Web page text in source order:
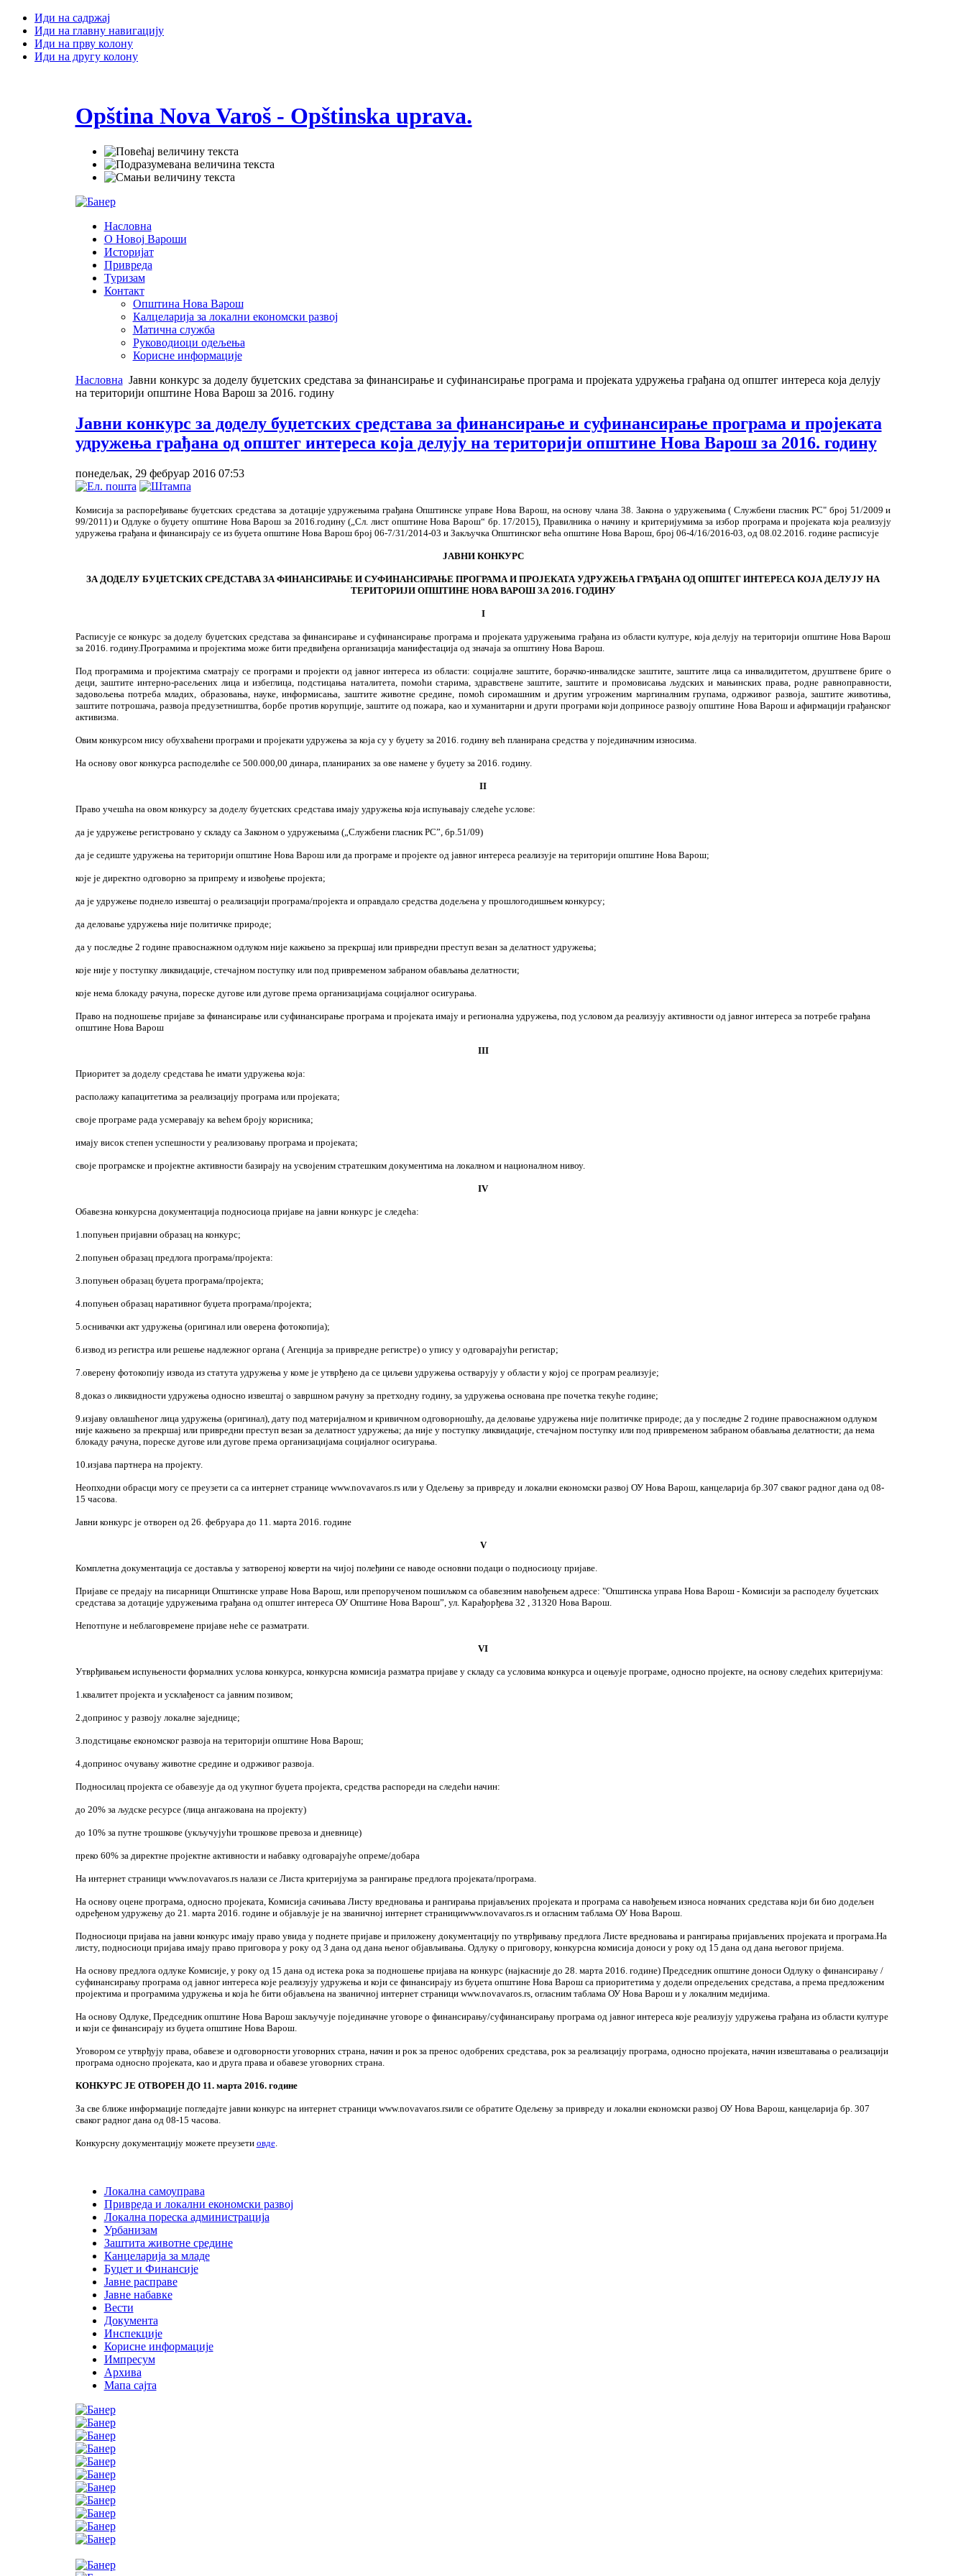
Иди на садржај
Иди на главну навигацију
Иди на прву колону
Иди на другу колону
Opština Nova Varoš - Opštinska uprava.
Насловна
О Новој Вароши
Историјат
Привреда
Туризам
Контакт
Општина Нова Варош
Калцеларија за локални економски развој
Матична служба
Руководиоци одељења
Корисне информације
Насловна Јавни конкурс за доделу буџетских средстава за финансирање и суфинансирање програма и пројеката удружења грађана од општег интереса која делују
на територији општине Нова Варош за 2016. годину
Јавни конкурс за доделу буџетских средстава за финансирање и суфинансирање програма и пројеката
удружења грађана од општег интереса која делују на територији општине Нова Варош за 2016. годину
понедељак, 29 фебруар 2016 07:53
Комисија за распоређивање буџетских средстава за дотације удружењима грађана Општинске управе Нова Варош, на основу члана 38. Закона о удружењима ( Службени гласник РС" број 51/2009 и
99/2011) и Одлуке о буџету општине Нова Варош за 2016.годину („Сл. лист општине Нова Варош“ бр. 17/2015), Правилника о начину и критеријумима за избор програма и пројеката која реализују
удружења грађана и финансирају се из буџета општине Нова Варош број 06-7/31/2014-03 и Закључка Општинског већа општине Нова Варош, број 06-4/16/2016-03, од 08.02.2016. године расписује
ЈАВНИ КОНКУРС
ЗА ДОДЕЛУ БУЏЕТСКИХ СРЕДСТАВА ЗА ФИНАНСИРАЊЕ И СУФИНАНСИРАЊЕ ПРОГРАМА И ПРОЈЕКАТА УДРУЖЕЊА ГРАЂАНА ОД ОПШТЕГ ИНТЕРЕСА КОЈА ДЕЛУЈУ НА
ТЕРИТОРИЈИ ОПШТИНЕ НОВА ВАРОШ ЗА 2016. ГОДИНУ
I
Расписује се конкурс за доделу буџетских средстава за финансирање и суфинансирање програма и пројеката удружењима грађана из области културе, која делују на територији општине Нова Варош
за 2016. годину.Програмима и пројектима може бити предвиђена организација манифестација од значаја за општину Нова Варош.
Под програмима и пројектима сматрају се програми и пројекти од јавног интереса из области: социјалне заштите, борачко-инвалидске заштите, заштите лица са инвалидитетом, друштвене бриге о
деци, заштите интерно-расељених лица и избеглица, подстицања наталитета, помоћи старима, здравствене заштите, заштите и промовисања људских и мањинских права, родне равноправности,
задовољења потреба младих, образовања, науке, информисања, заштите животне средине, помоћ сиромашним и другим угроженим маргиналним групама, одрживог развоја, заштите животиња,
заштите потрошача, развоја предузетништва, борбе против корупције, заштите од пожара, као и хуманитарни и други програми који доприносе развоју општине Нова Варош и афирмацији грађанског
активизма.
Овим конкурсом нису обухваћени програми и пројекати удружења за која су у буџету за 2016. годину већ планирана средства у појединачним износима.
На основу овог конкурса расподелиће се 500.000,00 динара, планираних за ове намене у буџету за 2016. годину.
II
Право учешћа на овом конкурсу за доделу буџетских средстава имају удружења која испуњавају следеће услове:
да је удружење регистровано у складу са Законом о удружењима („Службени гласник РС”, бр.51/09)
да је седиште удружења на територији општине Нова Варош или да програме и пројекте од јавног интереса реализује на територији општине Нова Варош;
које је директно одговорно за припрему и извођење пројекта;
да је удружење поднело извештај о реализацији програма/пројекта и оправдало средства додељена у прошлогодишњем конкурсу;
да деловање удружења није политичке природе;
да у последње 2 године правоснажном одлуком није кажњено за прекршај или привредни преступ везан за делатност удружења;
које није у поступку ликвидације, стечајном поступку или под привременом забраном обављања делатности;
које нема блокаду рачуна, пореске дугове или дугове према организацијама социјалног осигурања.
Право на подношење пријаве за финансирање или суфинансирање програма и пројеката имају и регионална удружења, под условом да реализују активности од јавног интереса за потребе грађана
општине Нова Варош
III
Приоритет за доделу средстава ће имати удружења која:
располажу капацитетима за реализацију програма или пројеката;
своје програме рада усмеравају ка већем броју корисника;
имају висок степен успешности у реализовању програма и пројеката;
своје програмске и пројектне активности базирају на усвојеним стратешким документима на локалном и националном нивоу.
IV
Обавезна конкурсна документација подносиоца пријаве на јавни конкурс је следећа:
1.попуњен пријавни образац на конкурс;
2.попуњен образац предлога програма/пројекта:
3.попуњен образац буџета програма/пројекта;
4.попуњен образац наративног буџета програма/пројекта;
5.оснивачки акт удружења (оригинал или оверена фотокопија);
6.извод из регистра или решење надлежног органа ( Агенција за привредне регистре) о упису у одговарајући регистар;
7.оверену фотокопију извода из статута удружења у коме је утврђено да се циљеви удружења остварују у области у којој се програм реализује;
8.доказ о ликвидности удружења односно извештај о завршном рачуну за претходну годину, за удружења основана пре почетка текуће године;
9.изјаву овлашћеног лица удружења (оригинал), дату под материјалном и кривичном одговорношћу, да деловање удружења није политичке природе; да у последње 2 године правоснажном одлуком
није кажњено за прекршај или привредни преступ везан за делатност удружења; да није у поступку ликвидације, стечајном поступку или под привременом забраном обављања делатности; да нема
блокаду рачуна, пореске дугове или дугове према организацијама социјалног осигурања.
10.изјава партнера на пројекту.
Неопходни обрасци могу се преузети са са интернет странице www.novavaros.rs или у Одељењу за привреду и локални економски развој ОУ Нова Варош, канцеларија бр.307 сваког радног дана од 08-
15 часова.
Јавни конкурс је отворен од 26. фебруара до 11. марта 2016. године
V
Комплетна документација се доставља у затвореној коверти на чијој полеђини се наводе основни подаци о подносиоцу пријаве.
Пријаве се предају на писарници Општинске управе Нова Варош, или препорученом пошиљком са обавезним навођењем адресе: "Општинска управа Нова Варош - Комисији за расподелу буџетских
средстава за дотације удружењима грађана од општег интереса ОУ Општине Нова Варош”, ул. Карађорђева 32 , 31320 Нова Варош.
Непотпуне и неблаговремене пријаве неће се разматрати.
VI
Утврђивањем испуњености формалних услова конкурса, конкурсна комисија разматра пријаве у складу са условима конкурса и оцењује програме, односно пројекте, на основу следећих критеријума:
1.квалитет пројекта и усклађеност са јавним позивом;
2.допринос у развоју локалне заједнице;
3.подстицање економског развоја на територији општине Нова Варош;
4.допринос очувању животне средине и одрживог развоја.
Подносилац пројекта се обавезује да од укупног буџета пројекта, средства распореди на следећи начин:
до 20% за људске ресурсе (лица ангажована на пројекту)
до 10% за путне трошкове (укључујући трошкове превоза и дневнице)
преко 60% за директне пројектне активности и набавку одговарајуће опреме/добара
На интернет страници www.novavaros.rs налази се Листа критеријума за рангирање предлога пројеката/програма.
На основу оцене програма, односно пројеката, Комисија сачињава Листу вредновања и рангирања пријављених пројеката и програма са навођењем износа новчаних средстава који би био додељен
одређеном удружењу до 21. марта 2016. године и објављује је на званичној интернет странициwww.novavaros.rs и огласним таблама ОУ Нова Варош.
Подносиоци пријава на јавни конкурс имају право увида у поднете пријаве и приложену документацију по утврђивању предлога Листе вредновања и рангирања пријављених пројеката и програма.На
листу, подносиоци пријава имају право приговора у року од 3 дана од дана њеног објављивања. Одлуку о приговору, конкурсна комисија доноси у року од 15 дана од дана његовог пријема.
На основу предлога одлуке Комисије, у року од 15 дана од истека рока за подношење пријава на конкурс (најкасније до 28. марта 2016. године) Председник општине доноси Одлуку о финансирању /
суфинансирању програма од јавног интереса које реализују удружења и који се финансирају из буџета општине Нова Варош са приоритетима у додели опредељених средстава, а према предложеним
пројектима и програмима удружења и која ће бити објављена на званичној интернет страници www.novavaros.rs, огласним таблама ОУ Нова Варош и у локалним медијима.
На основу Одлуке, Председник општине Нова Варош закључује појединачне уговоре о финансирању/суфинансирању програма од јавног интереса које реализују удружења грађана из области културе
и који се финансирају из буџета општине Нова Варош.
Уговором се утврђују права, обавезе и одговорности уговорних страна, начин и рок за пренос одобрених средстава, рок за реализацију програма, односно пројеката, начин извештавања о реализацији
програма односно пројеката, као и друга права и обавезе уговорних страна.
КОНКУРС ЈЕ ОТВОРЕН ДО 11. марта 2016. године
За све ближе информације погледајте јавни конкурс на интернет страници www.novavaros.rsили се обратите Одељењу за привреду и локални економски развој ОУ Нова Варош, канцеларија бр. 307
сваког радног дана од 08-15 часова.
Конкурсну документацију можете преузети овде.
Локална самоуправа
Привреда и локални економски развој
Локална пореска администрација
Урбанизам
Заштита животне средине
Канцеларија за младе
Буџет и Финансије
Јавне расправе
Јавне набавке
Вести
Документа
Инспекције
Корисне информације
Импресум
Архива
Мапа сајта